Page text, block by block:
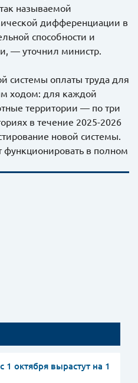
называемой
дифференциации в
способности и
— уточнил министр.
системы оплаты труда для
ходом: для каждой
территории — по три
в течение 2025-2026
новой системы.
функционировать в полном
октября вырастут на 1